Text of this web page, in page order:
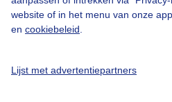
website of in het menu van onze
en cookiebeleid
Lijst met advertentiepartners
Cookie beleid